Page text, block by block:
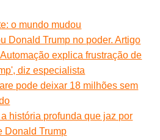
o mundo mudou
Donald Trump no poder. Artigo
explica frustração de
diz especialista
pode deixar 18 milhões sem
história profunda que jaz por
Donald Trump